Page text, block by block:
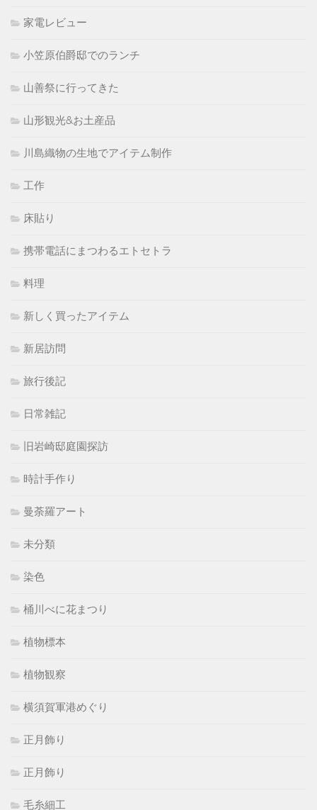
家電レビュー
小笠原伯爵邸でのランチ
山善祭に行ってきた
山形観光&お土産品
川島織物の生地でアイテム制作
工作
床貼り
携帯電話にまつわるエトセトラ
料理
新しく買ったアイテム
新居訪問
旅行後記
日常雑記
旧岩崎邸庭園探訪
時計手作り
曼荼羅アート
未分類
染色
桶川べに花まつり
植物標本
植物観察
横須賀軍港めぐり
正月飾り
正月飾り
毛糸細工